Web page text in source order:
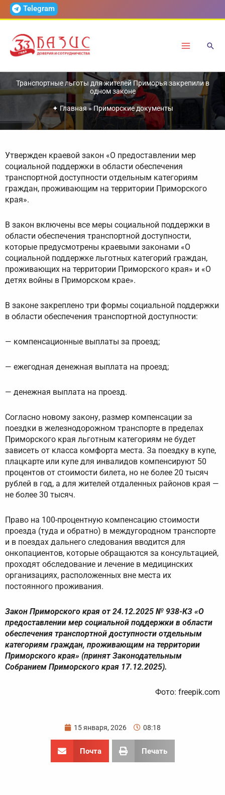
ПерейтиTelegram
Транспортные льготы для жителей Приморья закрепили в
одном законе
✦ Главная»Приморские документы
Утвержден краевой закон «О предоставлении мер
социальной поддержки в области обеспечения
транспортной доступности отдельным категориям
граждан, проживающим на территории Приморского
края».
В закон включены все меры социальной поддержки в
области обеспечения транспортной доступности,
которые предусмотрены краевыми законами «О
социальной поддержке льготных категорий граждан,
проживающих на территории Приморского края» и «О
детях войны в Приморском крае».
В законе закреплено три формы социальной поддержки
в области обеспечения транспортной доступности:
— компенсационные выплаты за проезд;
— ежегодная денежная выплата на проезд;
— денежная выплата на проезд.
Согласно новому закону, размер компенсации за
поездки в железнодорожном транспорте в пределах
Приморского края льготным категориям не будет
зависеть от класса комфорта места. За поездку в купе,
плацкарте или купе для инвалидов компенсируют 50
процентов от стоимости билета, но не более 20 тысяч
рублей в год, а для жителей отдаленных районов края —
не более 30 тысяч.
Право на 100-процентную компенсацию стоимости
проезда (туда и обратно) в междугородном транспорте
и в поездах дальнего следования вводится для
онкопациентов, которые обращаются за консультацией,
проходят обследование и лечение в медицинских
организациях, расположенных вне места их
постоянного проживания.
Закон Приморского края от 24.12.2025 № 938-КЗ «О
предоставлении мер социальной поддержки в области
обеспечения транспортной доступности отдельным
категориям граждан, проживающим на территории
Приморского края» (принят Законодательным
Собранием Приморского края 17.12.2025).
Фото: freepik.com
15 января, 2026 08:18
Почта Печать